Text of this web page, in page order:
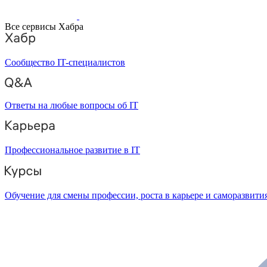
Все сервисы Хабра
Сообщество IT-специалистов
Ответы на любые вопросы об IT
Профессиональное развитие в IT
Обучение для смены профессии, роста в карьере и